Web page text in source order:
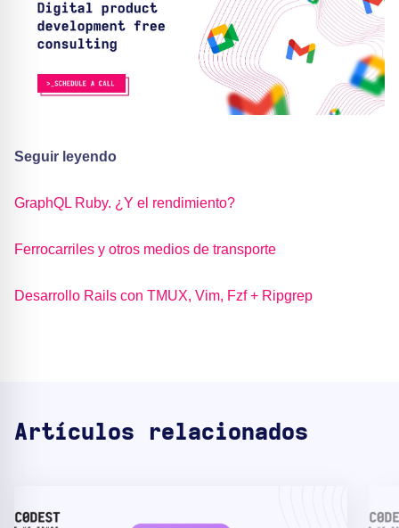
Seguir leyendo
GraphQL Ruby. ¿Y el rendimiento?
Ferrocarriles y otros medios de transporte
Desarrollo Rails con TMUX, Vim, Fzf + Ripgrep
Artículos relacionados